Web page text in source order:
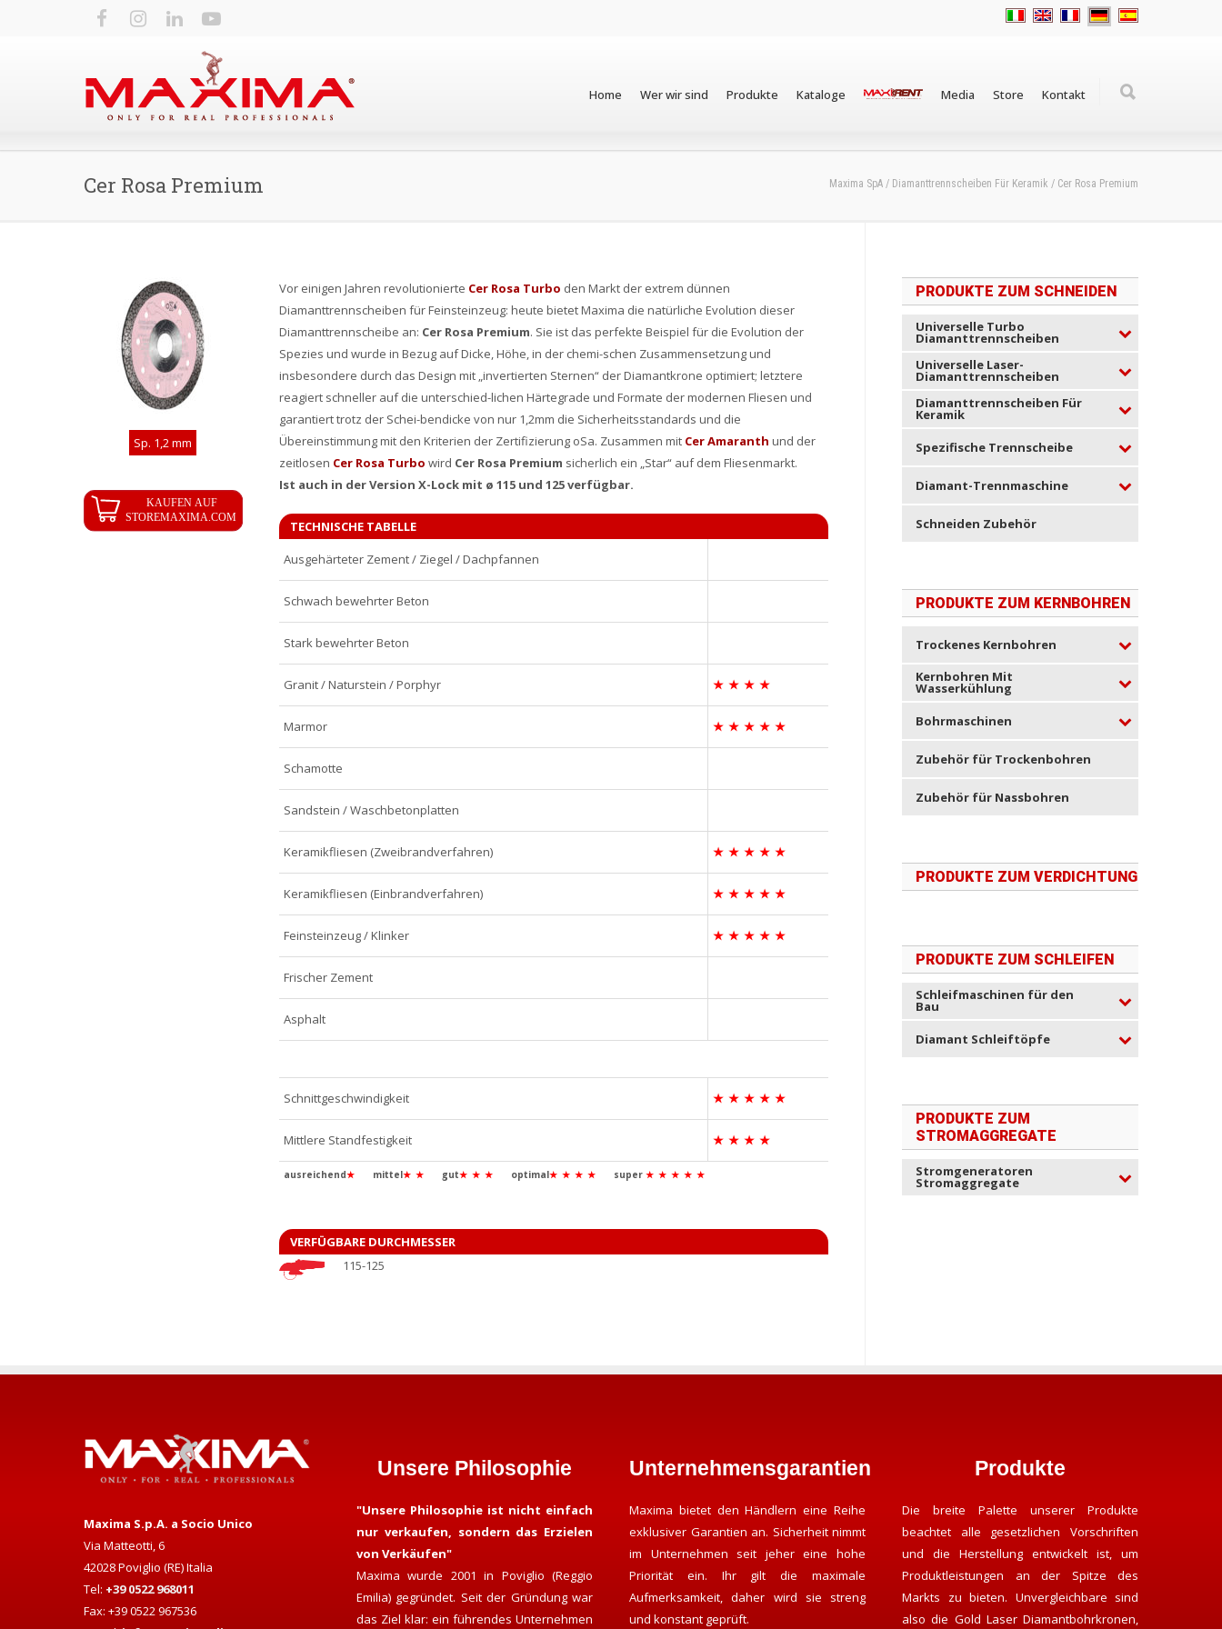
Home Wer wir sind Produkte Kataloge Media Store Kontakt
Cer Rosa Premium Maxima SpA / Diamanttrennscheiben Für Keramik / Cer Rosa Premium
Sp. 1,2 mm
Vor einigen Jahren revolutionierte Cer Rosa Turbo den Markt der extrem dünnen
Diamanttrennscheiben für Feinsteinzeug: heute bietet Maxima die natürliche Evolution dieser
Diamanttrennscheibe an: Cer Rosa Premium. Sie ist das perfekte Beispiel für die Evolution der
Spezies und wurde in Bezug auf Dicke, Höhe, in der chemi-schen Zusammensetzung und
insbesondere durch das Design mit „invertierten Sternen“ der Diamantkrone optimiert; letztere
reagiert schneller auf die unterschied-lichen Härtegrade und Formate der modernen Fliesen und
garantiert trotz der Schei-bendicke von nur 1,2mm die Sicherheitsstandards und die
Übereinstimmung mit den Kriterien der Zertifizierung oSa. Zusammen mit Cer Amaranth und der
zeitlosen Cer Rosa Turbo wird Cer Rosa Premium sicherlich ein „Star“ auf dem Fliesenmarkt.
Ist auch in der Version X-Lock mit ø 115 und 125 verfügbar.
TECHNISCHE TABELLE
Ausgehärteter Zement / Ziegel / Dachpfannen
Schwach bewehrter Beton
Stark bewehrter Beton
Granit / Naturstein / Porphyr ★ ★ ★ ★
Marmor ★ ★ ★ ★ ★
Schamotte
Sandstein / Waschbetonplatten
Keramikfliesen (Zweibrandverfahren) ★ ★ ★ ★ ★
Keramikfliesen (Einbrandverfahren) ★ ★ ★ ★ ★
Feinsteinzeug / Klinker ★ ★ ★ ★ ★
Frischer Zement
Asphalt
Schnittgeschwindigkeit ★ ★ ★ ★ ★
Mittlere Standfestigkeit ★ ★ ★ ★
ausreichend★ mittel★ ★ gut★ ★ ★ optimal★ ★ ★ ★ super ★ ★ ★ ★ ★
VERFÜGBARE DURCHMESSER
115-125
PRODUKTE ZUM SCHNEIDEN
Universelle Turbo
Diamanttrennscheiben
Universelle Laser-
Diamanttrennscheiben
Diamanttrennscheiben Für
Keramik
Spezifische Trennscheibe
Diamant-Trennmaschine
Schneiden Zubehör
PRODUKTE ZUM KERNBOHREN
Trockenes Kernbohren
Kernbohren Mit
Wasserkühlung
Bohrmaschinen
Zubehör für Trockenbohren
Zubehör für Nassbohren
PRODUKTE ZUM VERDICHTUNG
PRODUKTE ZUM SCHLEIFEN
Schleifmaschinen für den
Bau
Diamant Schleiftöpfe
PRODUKTE ZUM
STROMAGGREGATE
Stromgeneratoren
Stromaggregate
Maxima S.p.A. a Socio Unico
Via Matteotti, 6
42028 Poviglio (RE) Italia
Tel: +39 0522 968011
Fax: +39 0522 967536
Unsere Philosophie
"Unsere Philosophie ist nicht einfach
nur verkaufen, sondern das Erzielen
von Verkäufen"
Maxima wurde 2001 in Poviglio (Reggio
Emilia) gegründet. Seit der Gründung war
das Ziel klar: ein führendes Unternehmen
Unternehmensgarantien
Maxima bietet den Händlern eine Reihe
exklusiver Garantien an. Sicherheit nimmt
im Unternehmen seit jeher eine hohe
Priorität ein. Ihr gilt die maximale
Aufmerksamkeit, daher wird sie streng
und konstant geprüft.
Produkte
Die breite Palette unserer Produkte
beachtet alle gesetzlichen Vorschriften
und die Herstellung entwickelt ist, um
Produktleistungen an der Spitze des
Markts zu bieten. Unvergleichbare sind
also die Gold Laser Diamantbohrkronen,